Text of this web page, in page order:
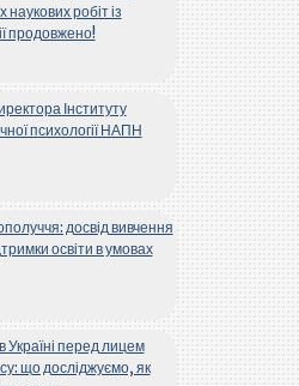
наукових робіт із
продовжено!
Інституту
психології НАПН
досвід вивчення
освіти в умовах
Україні перед лицем
що досліджуємо, як